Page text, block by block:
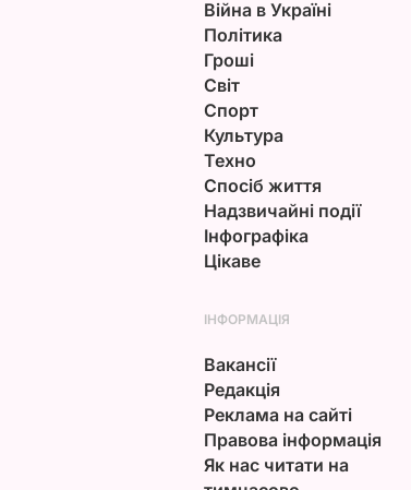
Війна в Україні
Політика
Гроші
Світ
Спорт
Культура
Техно
Спосіб життя
Надзвичайні події
Інфографіка
Цікаве
ІНФОРМАЦІЯ
Вакансії
Редакція
Реклама на сайті
Правова інформація
Як нас читати на